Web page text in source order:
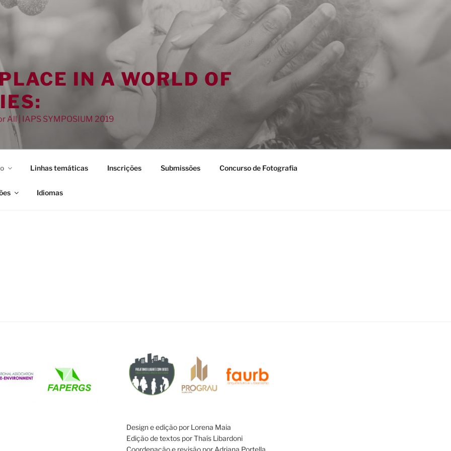
IN A WORLD OF
All | IAPS SYMPOSIUM 2019
Linhas temáticas Inscrições Submissões Concurso de Fotografia
Idiomas
Design e edição por Lorena Maia
Edição de textos por Thaís Libardoni
Coordenação e revisão por Adriana Portella